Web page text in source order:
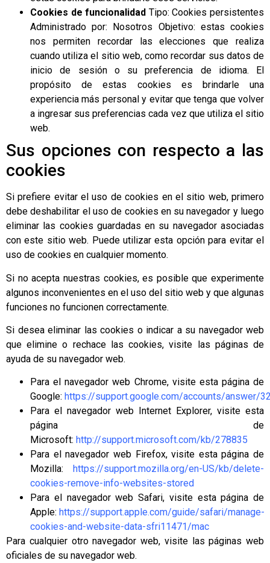
Cookies de funcionalidad Tipo: Cookies persistentes
Administrado por: Nosotros Objetivo: estas cookies
nos permiten recordar las elecciones que realiza
cuando utiliza el sitio web, como recordar sus datos de
inicio de sesión o su preferencia de idioma. El
propósito de estas cookies es brindarle una
experiencia más personal y evitar que tenga que volver
a ingresar sus preferencias cada vez que utiliza el sitio
web.
Sus opciones con respecto a las
cookies
Si prefiere evitar el uso de cookies en el sitio web, primero
debe deshabilitar el uso de cookies en su navegador y luego
eliminar las cookies guardadas en su navegador asociadas
con este sitio web. Puede utilizar esta opción para evitar el
uso de cookies en cualquier momento.
Si no acepta nuestras cookies, es posible que experimente
algunos inconvenientes en el uso del sitio web y que algunas
funciones no funcionen correctamente.
Si desea eliminar las cookies o indicar a su navegador web
que elimine o rechace las cookies, visite las páginas de
ayuda de su navegador web.
Para el navegador web Chrome, visite esta página de
Google: https://support.google.com/accounts/answer/
Para el navegador web Internet Explorer, visite esta
página de
Microsoft: http://support.microsoft.com/kb/278835
Para el navegador web Firefox, visite esta página de
Mozilla:
https://support.mozilla.org/en-US/kb/delete-
cookies-remove-info-websites-stored
Para el navegador web Safari, visite esta página de
Apple: https://support.apple.com/guide/safari/manage-
cookies-and-website-data-sfri11471/mac
Para cualquier otro navegador web, visite las páginas web
oficiales de su navegador web.